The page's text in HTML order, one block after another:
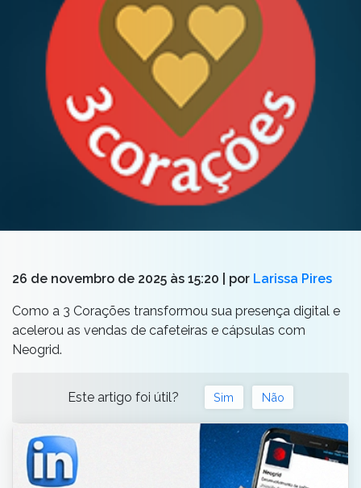
26 de novembro de 2025 às 15:20 | por Larissa Pires
Como a 3 Corações transformou sua presença digital e
acelerou as vendas de cafeteiras e cápsulas com
Neogrid.
Este artigo foi útil? Sim Não